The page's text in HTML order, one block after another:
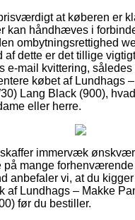
at køberen er
kan håndhæves i
ombytningsrettighed
af dette er det tillige
e-mail kvittering, således
købet af Lundhags
Lang Black (900),
eller herre.
immervæk
mange
anbefaler vi, at du
af Lundhags – Makke
før du bestiller.